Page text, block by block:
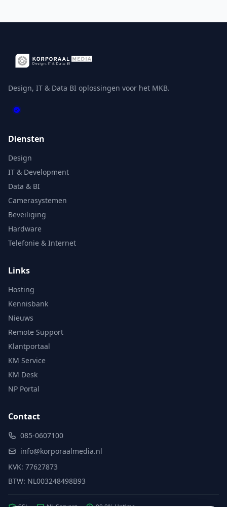
Design, IT & Data BI oplossingen voor het MKB.
Diensten
Design
IT & Development
Data & BI
Camerasystemen
Beveiliging
Hardware
Telefonie & Internet
Links
Hosting
Kennisbank
Nieuws
Remote Support
Klantportaal
KM Service
KM Desk
NP Portal
Contact
085-0607100
info@korporaalmedia.nl
KVK: 77627873
BTW: NL003248498B93